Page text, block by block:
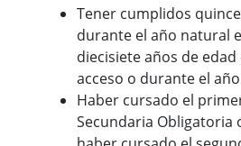
Tener cumplidos
durante el año natural
diecisiete años de
acceso o durante el
Haber cursado el
Secundaria Obligatoria